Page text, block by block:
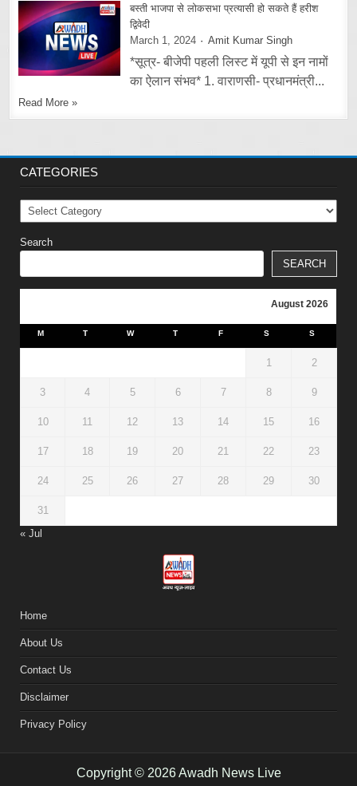
बस्ती भाजपा से लोकसभा प्रत्यासी हो सकते हैं हरीश
द्विवेदी
March 1, 2024
Amit Kumar Singh
*सूत्र- बीजेपी पहली लिस्ट में यूपी से इन नामों
का ऐलान संभव* 1. वाराणसी- प्रधानमंत्री...
Read More »
CATEGORIES
Categories
Search
SEARCH
August 2026
M T W T F S S
1 2
3 4 5 6 7 8 9
10 11 12 13 14 15 16
17 18 19 20 21 22 23
24 25 26 27 28 29 30
31
« Jul
Home
About Us
Contact Us
Disclaimer
Privacy Policy
Copyright © 2026 Awadh News Live